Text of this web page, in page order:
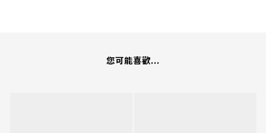
您可能喜歡...